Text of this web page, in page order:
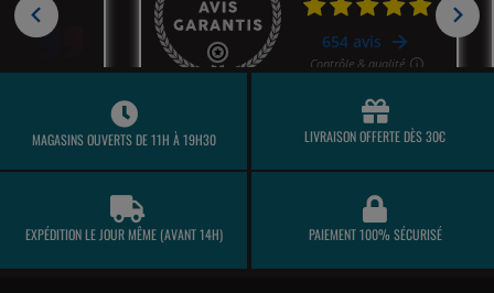
MAGASINS OUVERTS DE 11H À 19H30 LIVRAISON OFFERTE DÈS 30€
EXPÉDITION LE JOUR MÊME (AVANT 14H) PAIEMENT 100% SÉCURISÉ